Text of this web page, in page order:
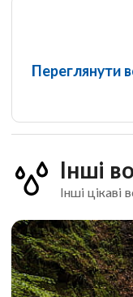
Переглянути
Інші
Інші цікаві